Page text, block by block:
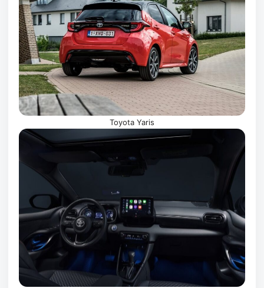
Toyota Yaris